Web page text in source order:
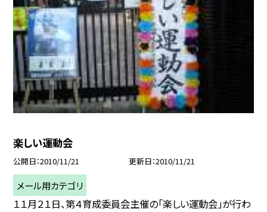
楽しい運動会
公開日 2010/11/21 更新日 2010/11/21
メール用カテゴリ
１１月２１日、第４育成委員会主催の「楽しい運動会」が行わ